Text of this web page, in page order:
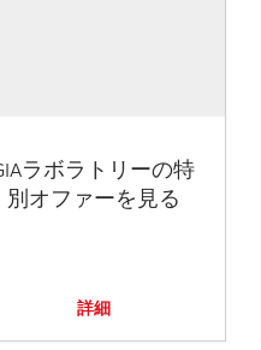
ラボラトリーの特
別オファーを見る
詳細